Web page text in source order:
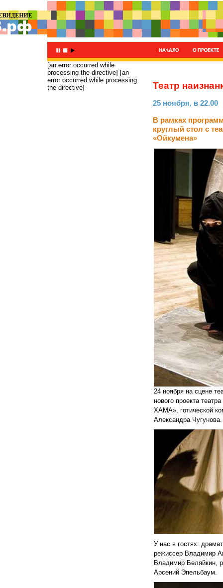
[an error occurred while
processing the directive] [an
error occurred while processing
the directive]
Театр
25 ноября, в 22.00
В рамках
круглый стол с
«Ойкумена»
24 ноября на сцене
нового проекта
ХАМА», готической
Александра Чугунова.
У нас в гостях:
режиссер Владимир
Владимир Беляйкин,
Арсений Эпельбаум.